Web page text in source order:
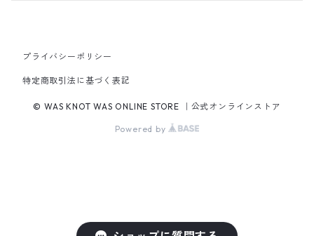
PT900/プラチナ
K10YG/K10イエローゴールド
プライバシーポリシー
特定商取引法に基づく表記
© WAS KNOT WAS ONLINE STORE ｜公式オンラインストア
Powered by